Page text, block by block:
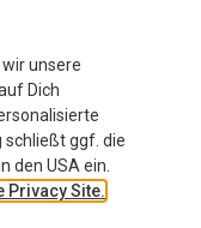
wir unsere
Dich
schließt ggf. die
den USA ein.
Privacy Site.